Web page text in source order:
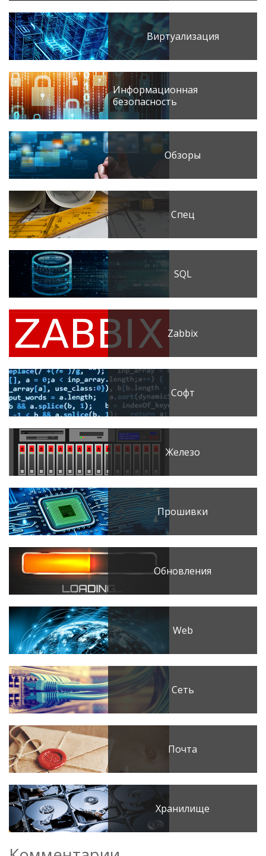
Виртуализация
Информационная
безопасность
Обзоры
Спец
SQL
Zabbix
Софт
Железо
Прошивки
Обновления
Web
Сеть
Почта
Хранилище